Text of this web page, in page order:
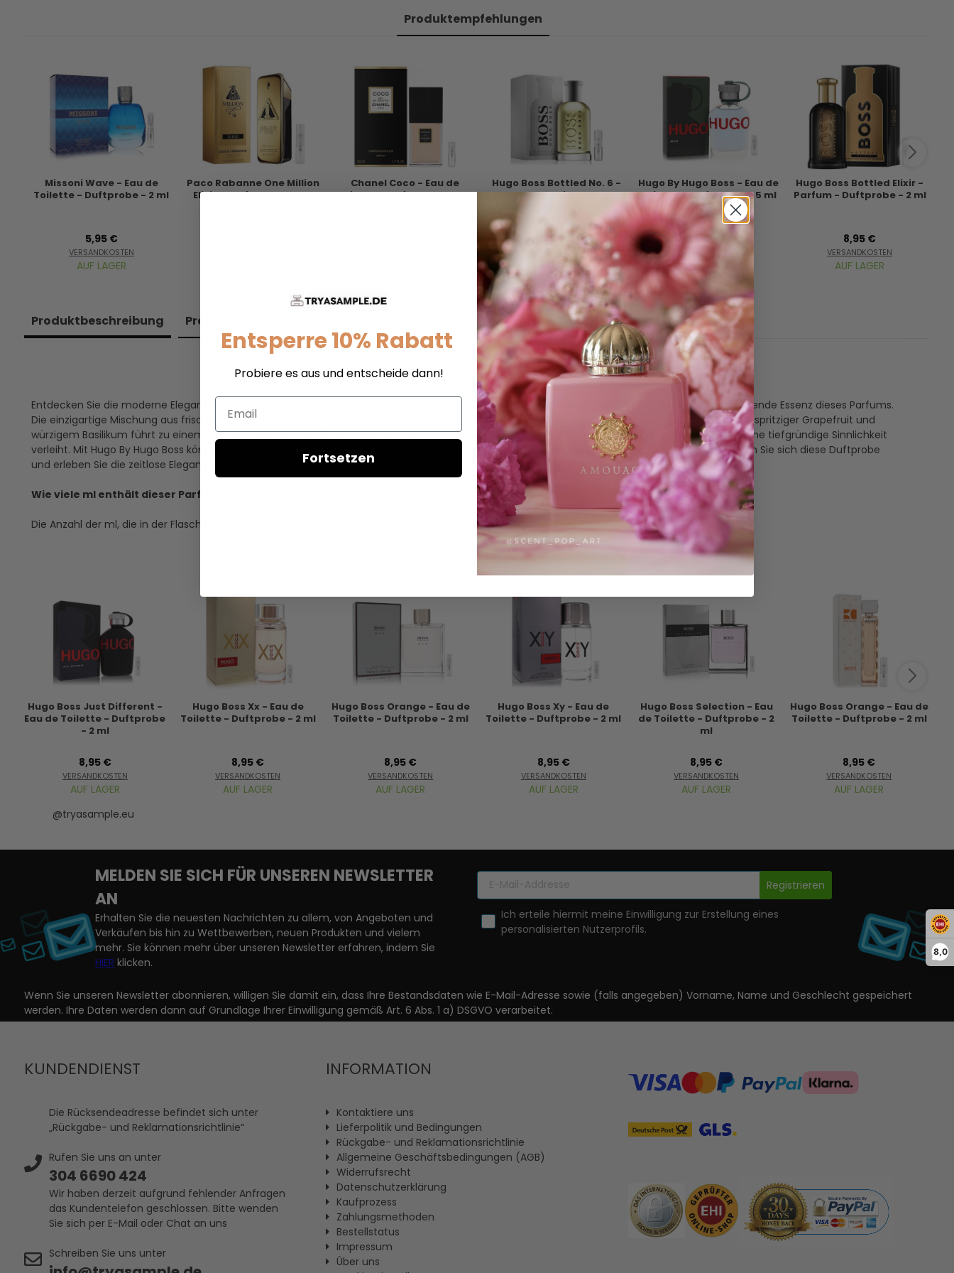
8,0
Produktempfehlungen
Missoni Wave - Eau de
Toilette - Duftprobe - 2 ml
5,95 €
VERSANDKOSTEN
AUF LAGER
Paco Rabanne One Million
Elixir - Parfum Intense -
Chanel Coco - Eau de
Toilette - Duftprobe - 2 ml
Hugo Boss Bottled No. 6 -
Eau de Toilette -
Duftprobe - 2 ml
8,95 €
VERSANDKOSTEN
AUF LAGER
Hugo By Hugo Boss - Eau de
Toilette - Duftprobe - 5 ml
17,95 €
VERSANDKOSTEN
AUF LAGER
Hugo Boss Bottled Elixir -
Parfum - Duftprobe - 2 ml
8,95 €
VERSANDKOSTEN
AUF LAGER
Produkt­beschreibung Produkt­zutaten
Hugo By Hugo Boss - Eau de Toilette - Duftprobe
Entdecken Sie die moderne Eleganz von Hugo By Hugo Boss - Eau de Toilette. Diese Duftprobe bietet Ihnen einen exklusiven Einblick in die erfrischende Essenz dieses Parfums.
Die einzigartige Mischung aus frischen und aromatischen Noten verleiht diesem Duft eine markante und zugleich zeitlose Aura. Die Kopfnote aus spritziger Grapefruit und
würzigem Basilikum führt zu einem Herz aus Lavendel und Salbei, während die warme Basisnote von maskulinem Zedernholz und edlem Vetiver eine tiefgründige Sinnlichkeit
verleiht. Mit Hugo By Hugo Boss können Sie Ihre moderne Seite betonen und sich den ganzen Tag über erfrischt und selbstbewusst fühlen. Gönnen Sie sich diese Duftprobe
und erleben Sie die zeitlose Eleganz von Hugo By Hugo Boss.
Wie viele ml enthält dieser Parfümtester?
Die Anzahl der ml, die in der Flasche enthalten sind, ist im Produktnamen oben angegeben.
Hugo Boss Just Different -
Eau de Toilette - Duftprobe
- 2 ml
8,95 €
VERSANDKOSTEN
AUF LAGER
Hugo Boss Xx - Eau de
Toilette - Duftprobe - 2 ml
8,95 €
VERSANDKOSTEN
AUF LAGER
Hugo Boss Orange - Eau de
Toilette - Duftprobe - 2 ml
8,95 €
VERSANDKOSTEN
AUF LAGER
Hugo Boss Xy - Eau de
Toilette - Duftprobe - 2 ml
8,95 €
VERSANDKOSTEN
AUF LAGER
Hugo Boss Selection - Eau
de Toilette - Duftprobe - 2
ml
8,95 €
VERSANDKOSTEN
AUF LAGER
Hugo Boss Orange - Eau de
Toilette - Duftprobe - 2 ml
8,95 €
VERSANDKOSTEN
AUF LAGER
@tryasample.eu
MELDEN SIE SICH FÜR UNSEREN NEWSLETTER
AN
Erhalten Sie die neuesten Nachrichten zu allem, von Angeboten und
Verkäufen bis hin zu Wettbewerben, neuen Produkten und vielem
mehr. Sie können mehr über unseren Newsletter erfahren, indem Sie
HIER klicken.
Registrieren
Ich erteile hiermit meine Einwilligung zur Erstellung eines
personalisierten Nutzerprofils.
Wenn Sie unseren Newsletter abonnieren, willigen Sie damit ein, dass Ihre Bestandsdaten wie E-Mail-Adresse sowie (falls angegeben) Vorname, Name und Geschlecht gespeichert
werden. Ihre Daten werden dann auf Grundlage Ihrer Einwilligung gemäß Art. 6 Abs. 1 a) DSGVO verarbeitet.
KUNDENDIENST
Die Rücksendeadresse befindet sich unter
„Rückgabe- und Reklamationsrichtlinie“
Rufen Sie uns an unter
304 6690 424
Wir haben derzeit aufgrund fehlender Anfragen
das Kundentelefon geschlossen. Bitte wenden
Sie sich per E-Mail oder Chat an uns
Schreiben Sie uns unter
INFORMATION
Kontaktiere uns
Lieferpolitik und Bedingungen
Rückgabe- und Reklamationsrichtlinie
Allgemeine Geschäftsbedingungen (AGB)
Widerrufsrecht
Datenschutzerklärung
Kaufprozess
Zahlungsmethoden
Bestellstatus
Impressum
Ûber uns
Entsperre 10% Rabatt
Probiere es aus und entscheide dann!
Email
Fortsetzen